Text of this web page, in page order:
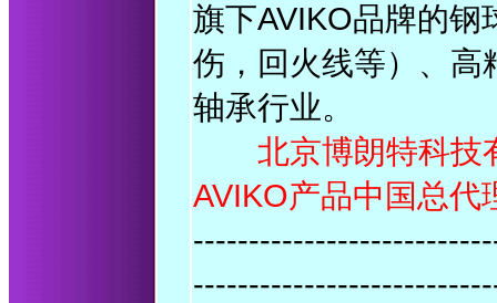
旗下AVIKO品牌的钢
伤，回火线等）、高
轴承行业。
北京博朗特科技
AVIKO产品中国总代